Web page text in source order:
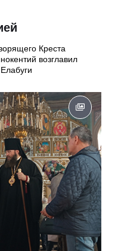
Креста
возглавил